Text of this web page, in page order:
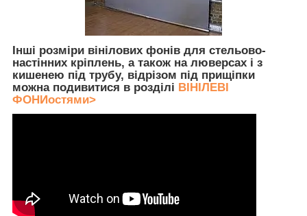
Інші розміри вінілових фонів для стельово-
настінних кріплень, а також на люверсах і з
кишенею під трубу, відрізом під прищіпки
можна подивитися в розділі ВІНІЛЕВІ
ФОНИостями>